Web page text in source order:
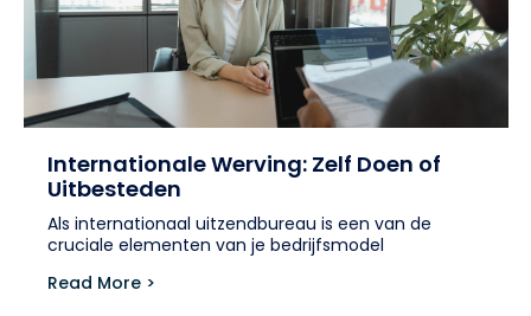
Internationale Werving: Zelf Doen of
Uitbesteden
Als internationaal uitzendbureau is een van de
cruciale elementen van je bedrijfsmodel
Read More >